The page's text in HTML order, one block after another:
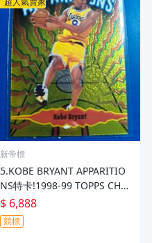
新帝標
5.KOBE BRYANT APPARITIO
NS特卡!1998-99 TOPPS CHR
OME (卡況優)
$ 6,888
競標